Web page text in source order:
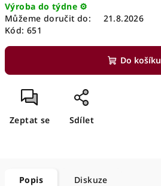
cena:
Výroba do týdne ⚙️
Můžeme doručit do:
21.8.2026
Kód: 651
Do košíku
Zeptat se Sdílet
Popis Diskuze